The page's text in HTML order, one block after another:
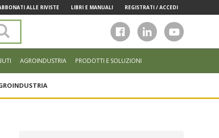
ALLE RIVISTE LIBRI E MANUALI REGISTRATI / ACCEDI
sito
AGROINDUSTRIA PRODOTTI E SOLUZIONI